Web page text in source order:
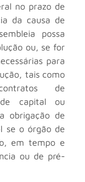
no prazo de
da causa de
possa
ou, se for
para
tais como
de
de capital ou
obrigação de
se o órgão de
em tempo e
ou de pré-